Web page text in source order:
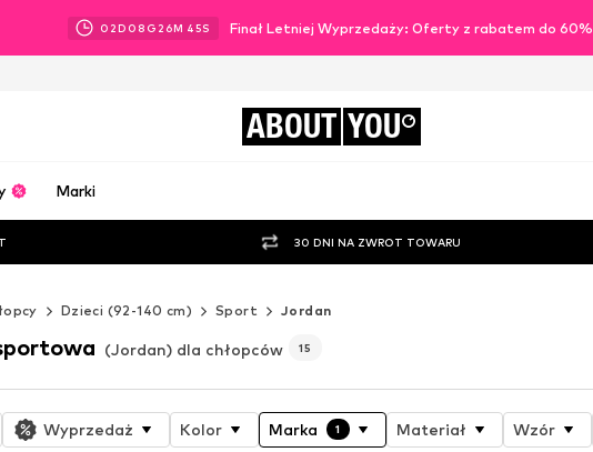
02D 08 G 26M 44S Finał Letniej Wyprzedaży: Oferty z rabatem do 60%
ABOUT YOU
Marki
30 DNI NA ZWROT TOWARU
Dzieci (92-140 cm) Sport Jordan
(Jordan) dla chłopców 15
Wyprzedaż Kolor Marka 1 Materiał Wzór